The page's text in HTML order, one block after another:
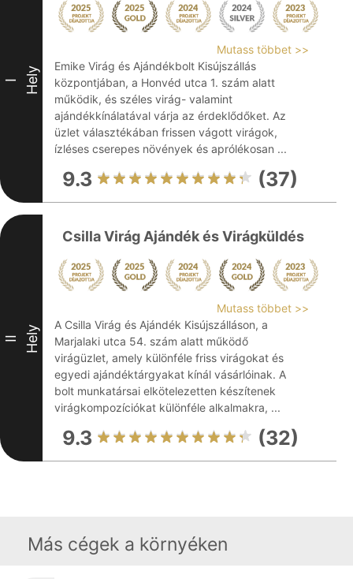
I Hely
Mutass többet >>
Emike Virág és Ajándékbolt Kisújszállás
központjában, a Honvéd utca 1. szám alatt
működik, és széles virág- valamint
ajándékkínálatával várja az érdeklődőket. Az
üzlet választékában frissen vágott virágok,
ízléses cserepes növények és aprólékosan ...
9.3 (37)
II Hely
Csilla Virág Ajándék és Virágküldés
Mutass többet >>
A Csilla Virág és Ajándék Kisújszálláson, a
Marjalaki utca 54. szám alatt működő
virágüzlet, amely különféle friss virágokat és
egyedi ajándéktárgyakat kínál vásárlóinak. A
bolt munkatársai elkötelezetten készítenek
virágkompozíciókat különféle alkalmakra, ...
9.3 (32)
Más cégek a környéken